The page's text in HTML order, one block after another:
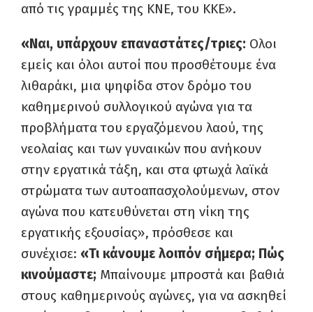
από τις γραμμές της ΚΝΕ, του ΚΚΕ».
«Ναι, υπάρχουν επαναστάτες/τριες: Ολοι
εμείς και όλοι αυτοί που προσθέτουμε ένα
λιθαράκι, μια ψηφίδα στον δρόμο του
καθημερινού συλλογικού αγώνα για τα
προβλήματα του εργαζόμενου λαού, της
νεολαίας και των γυναικών που ανήκουν
στην εργατικά τάξη, και στα φτωχά λαϊκά
στρώματα των αυτοαπασχολούμενων, στον
αγώνα που κατευθύνεται στη νίκη της
εργατικής εξουσίας», πρόσθεσε και
συνέχισε: «Τι κάνουμε λοιπόν σήμερα; Πώς
κινούμαστε; Μπαίνουμε μπροστά και βαθιά
στους καθημερινούς αγώνες, για να ασκηθεί